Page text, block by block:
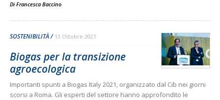
Di Francesca Baccino
SOSTENIBILITÀ 13 Ottobre 2021
Biogas per la transizione
agroecologica
Importanti spunti a Biogas Italy 2021, organizzato dal Cib nei giorni
scorsi a Roma. Gli esperti del settore hanno approfondito le